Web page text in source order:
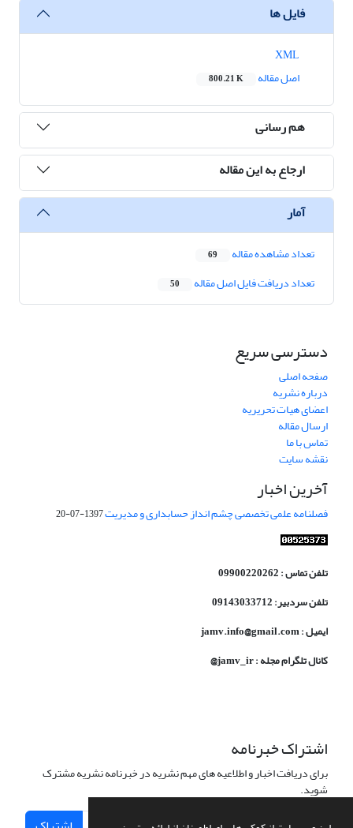
فایل ها
اصل مقاله
800.21 K
هم رسانی
ارجاع به این مقاله
آمار
تعداد مشاهده مقاله 69
تعداد دریافت فایل اصل مقاله 50
دسترسی سریع
صفحه اصلی
درباره نشریه
اعضای هیات تحریریه
ارسال مقاله
تماس با ما
نقشه سایت
آخرین اخبار
فصلنامه علمی تخصصی چشم انداز حسابداری و مدیریت1397-07-20
تلفن تماس : 09900220262
تلفن سردبیر: 09143033712
ایمیل : jamv.info@gmail.com
کانال تلگرام مجله : jamv_ir@
اشتراک خبرنامه
برای دریافت اخبار و اطلاعیه های مهم نشریه در خبرنامه نشریه مشترک
شوید.